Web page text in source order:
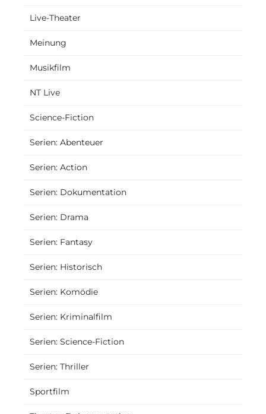
Live-Theater
Meinung
Musikfilm
NT Live
Science-Fiction
Serien: Abenteuer
Serien: Action
Serien: Dokumentation
Serien: Drama
Serien: Fantasy
Serien: Historisch
Serien: Komödie
Serien: Kriminalfilm
Serien: Science-Fiction
Serien: Thriller
Sportfilm